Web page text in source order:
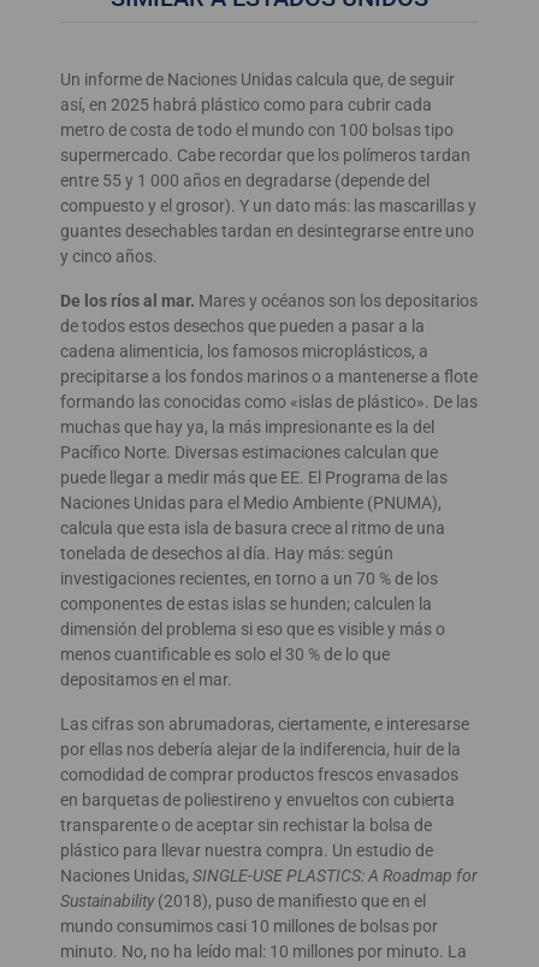
Un informe de Naciones Unidas calcula que, de seguir
así, en 2025 habrá plástico como para cubrir cada
metro de costa de todo el mundo con 100 bolsas tipo
supermercado. Cabe recordar que los polímeros tardan
entre 55 y 1 000 años en degradarse (depende del
compuesto y el grosor). Y un dato más: las mascarillas y
guantes desechables tardan en desintegrarse entre uno
y cinco años.
De los ríos al mar. Mares y océanos son los depositarios
de todos estos desechos que pueden a pasar a la
cadena alimenticia, los famosos microplásticos, a
precipitarse a los fondos marinos o a mantenerse a flote
formando las conocidas como «islas de plástico». De las
muchas que hay ya, la más impresionante es la del
Pacífico Norte. Diversas estimaciones calculan que
puede llegar a medir más que EE. El Programa de las
Naciones Unidas para el Medio Ambiente (PNUMA),
calcula que esta isla de basura crece al ritmo de una
tonelada de desechos al día. Hay más: según
investigaciones recientes, en torno a un 70 % de los
componentes de estas islas se hunden; calculen la
dimensión del problema si eso que es visible y más o
menos cuantificable es solo el 30 % de lo que
depositamos en el mar.
Las cifras son abrumadoras, ciertamente, e interesarse
por ellas nos debería alejar de la indiferencia, huir de la
comodidad de comprar productos frescos envasados
en barquetas de poliestireno y envueltos con cubierta
transparente o de aceptar sin rechistar la bolsa de
plástico para llevar nuestra compra. Un estudio de
Naciones Unidas, SINGLE-USE PLASTICS: A Roadmap for
Sustainability(2018), puso de manifiesto que en el
mundo consumimos casi 10 millones de bolsas por
minuto. No, no ha leído mal: 10 millones por minuto. La